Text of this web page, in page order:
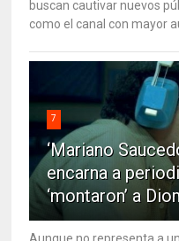
buscan cautivar nuevos
como el canal con mayor
7
‘Mariano
encarna a
‘montaron’ a